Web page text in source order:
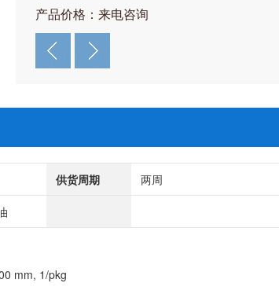
产品价格：来电咨询
供货周期 两周
mm, 1/pkg